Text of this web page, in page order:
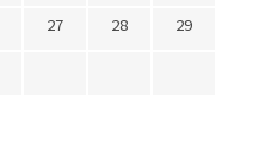
27 28
29